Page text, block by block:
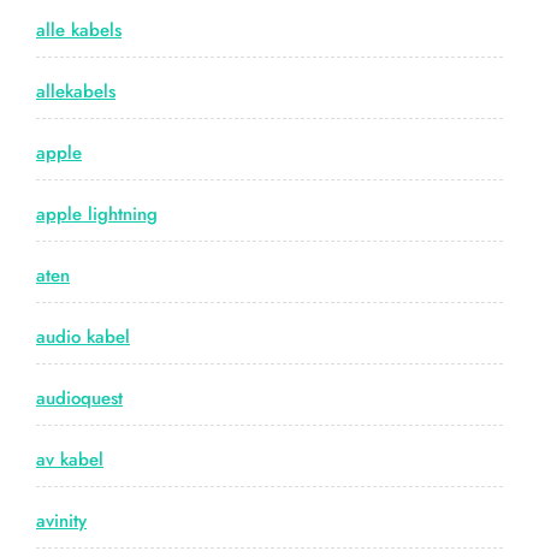
alle kabels
allekabels
apple
apple lightning
aten
audio kabel
audioquest
av kabel
avinity